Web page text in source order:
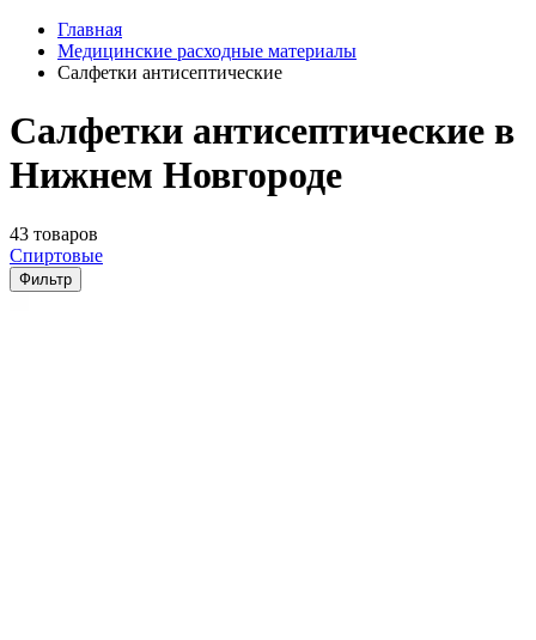
Главная
Медицинские расходные материалы
Салфетки антисептические
Салфетки антисептические в
Нижнем Новгороде
43 товаров
Спиртовые
Фильтр